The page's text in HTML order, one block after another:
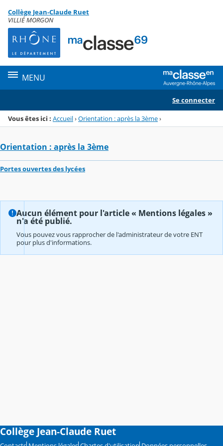
Menu de la rubrique
Contenu
Collège Jean-Claude Ruet
VILLIÉ MORGON
MENU
Se connecter
Vous êtes ici : Accueil›Orientation : après la 3ème›
Orientation : après la 3ème
Portes ouvertes des lycées
Aucun élément pour l'article « Mentions légales »
n'a été publié.
Vous pouvez vous rapprocher de l'administrateur de votre ENT
pour plus d'informations.
Collège Jean-Claude Ruet